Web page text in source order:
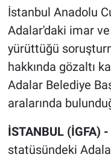
İstanbul Anadolu
Adalar'daki imar
yürüttüğü
hakkında gözaltı
Adalar Belediye
aralarında
İSTANBUL (İGFA) -
statüsündeki